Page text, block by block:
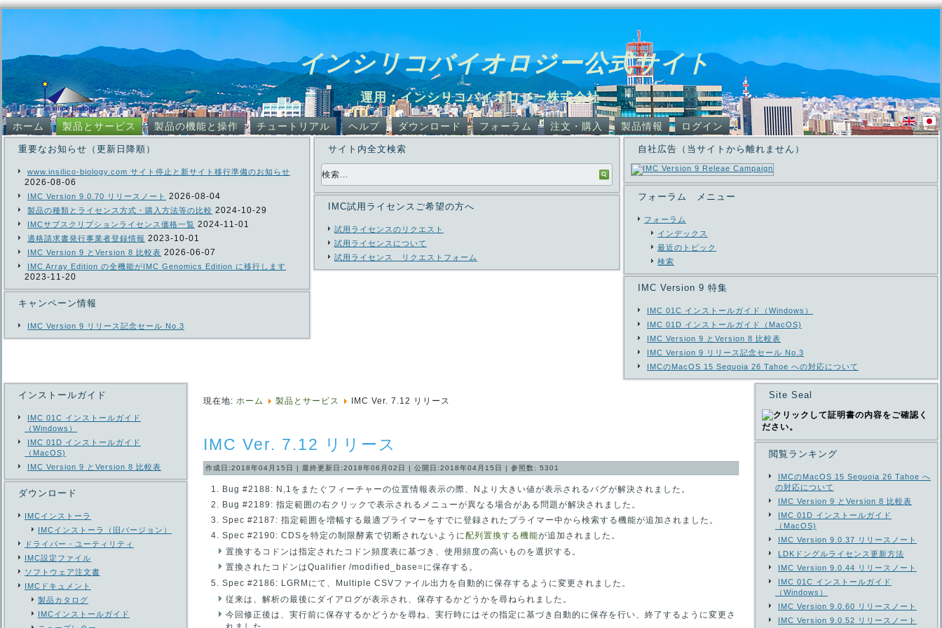
インシリコバイオロジー公式サイト
運用：インシリコバイオロジー株式会社
ホーム 製品とサービス 製品の機能と操作 チュートリアル ヘルプ ダウンロード フォーラム 注文・購入 製品情報 ログイン
重要なお知らせ（更新日降順）
www.insilico-biology.com サイト停止と新サイト移行準備のお知らせ
2026-08-06
IMC Version 9.0.70 リリースノート 2026-08-04
製品の種類とライセンス方式・購入方法等の比較 2024-10-29
IMCサブスクリプションライセンス価格一覧 2024-11-01
適格請求書発行事業者登録情報 2023-10-01
IMC Version 9 とVersion 8 比較表 2026-06-07
IMC Array Edition の全機能がIMC Genomics Edition に移行します
2023-11-20
キャンペーン情報
IMC Version 9 リリース記念セール No.3
サイト内全文検索
IMC試用ライセンスご希望の方へ
試用ライセンスのリクエスト
試用ライセンスについて
試用ライセンス リクエストフォーム
自社広告（当サイトから離れません）
フォーラム メニュー
フォーラム
インデックス
最近のトピック
検索
IMC Version 9 特集
IMC 01C インストールガイド（Windows）
IMC 01D インストールガイド（MacOS)
IMC Version 9 とVersion 8 比較表
IMC Version 9 リリース記念セール No.3
IMCのMacOS 15 Sequoia 26 Tahoe への対応について
インストールガイド
IMC 01C インストールガイド
（Windows）
IMC 01D インストールガイド
（MacOS)
IMC Version 9 とVersion 8 比較表
ダウンロード
IMCインストーラ
IMCインストーラ（旧バージョン）
ドライバー・ユーティリティ
IMC設定ファイル
ソフトウェア注文書
IMCドキュメント
製品カタログ
IMCインストールガイド
現在地: ホーム 製品とサービス IMC Ver. 7.12 リリース
IMC Ver. 7.12 リリース
作成日:2018年04月15日 | 最終更新日:2018年06月02日 | 公開日:2018年04月15日 | 参照数: 5301
Bug #2188: N,1をまたぐフィーチャーの位置情報表示の際、Nより大きい値が表示されるバグが解決されました。
Bug #2189: 指定範囲の右クリックで表示されるメニューが異なる場合がある問題が解決されました。
Spec #2187: 指定範囲を増幅する最適プライマーをすでに登録されたプライマー中から検索する機能が追加されました。
Spec #2190: CDSを特定の制限酵素で切断されないように配列置換する機能が追加されました。
置換するコドンは指定されたコドン頻度表に基づき、使用頻度の高いものを選択する。
置換されたコドンはQualifier /modified_base=に保存する。
Spec #2186: LGRMにて、Multiple CSVファイル出力を自動的に保存するように変更されました。
従来は、解析の最後にダイアログが表示され、保存するかどうかを尋ねられました。
今回修正後は、実行前に保存するかどうかを尋ね、実行時にはその指定に基づき自動的に保存を行い、終了するように変更さ
Site Seal
閲覧ランキング
IMCのMacOS 15 Sequoia 26 Tahoe へ
の対応について
IMC Version 9 とVersion 8 比較表
IMC 01D インストールガイド
（MacOS)
IMC Version 9.0.37 リリースノート
LDKドングルライセンス更新方法
IMC Version 9.0.44 リリースノート
IMC 01C インストールガイド
（Windows）
IMC Version 9.0.60 リリースノート
IMC Version 9.0.52 リリースノート